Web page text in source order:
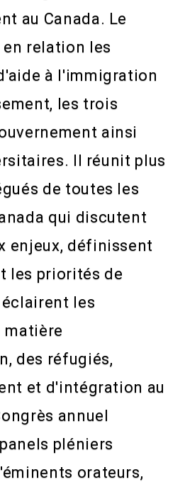
au Canada. Le
relation les
à l'immigration
les trois
ainsi
Il réunit plus
de toutes les
qui discutent
enjeux, définissent
les priorités de
les
matière
des réfugiés,
et d'intégration au
annuel
pléniers
orateurs,